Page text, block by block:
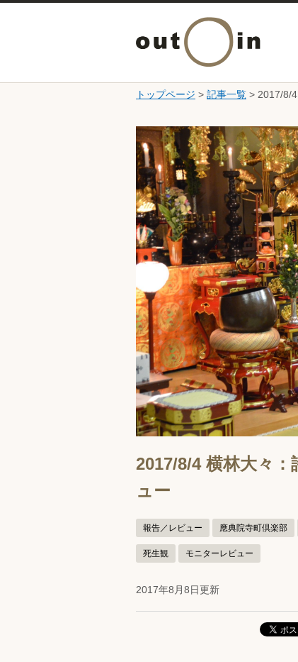
トップページ > 記事一覧 > 2017/8/
2017/8/4 横林大々
ュー
報告／レビュー 應典院寺町倶楽部
死生観 モニターレビュー
2017年8月8日更新